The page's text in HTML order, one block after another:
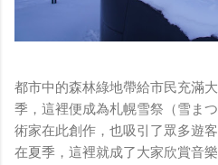
都市中的森林綠地帶給市民充滿
季，這裡便成為札幌雪祭（雪ま
術家在此創作，也吸引了眾多遊
在夏季，這裡就成了大家欣賞音